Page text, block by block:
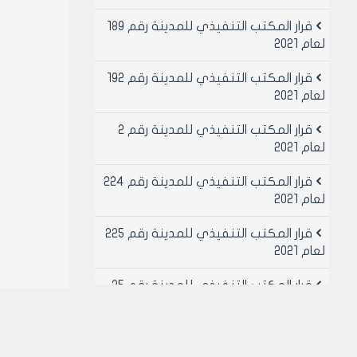
قرار المكتب التنفيذي للمدينة رقم 189
لعام 2021
قرار المكتب التنفيذي للمدينة رقم 192
لعام 2021
قرار المكتب التنفيذي للمدينة رقم 2
لعام 2021
قرار المكتب التنفيذي للمدينة رقم 224
لعام 2021
قرار المكتب التنفيذي للمدينة رقم 225
لعام 2021
قرار المكتب التنفيذي للمدينة رقم 25